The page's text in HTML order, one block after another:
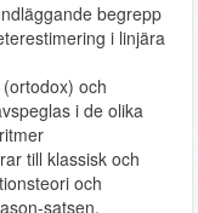
begrepp
i linjära
och
i de olika
till klassisk och
och
satsen,